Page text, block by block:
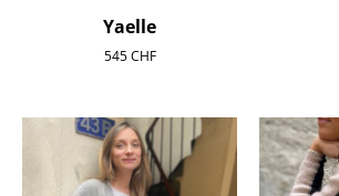
Yaelle
545CHF